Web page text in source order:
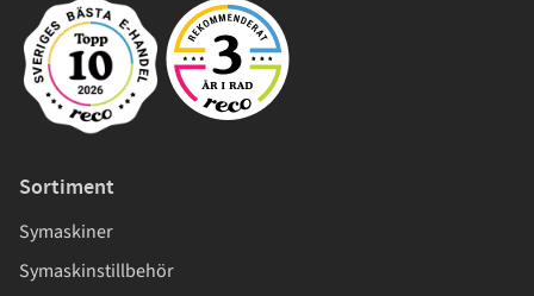
Sortiment
Symaskiner
Symaskinstillbehör